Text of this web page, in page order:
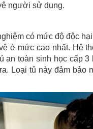
người sử dụng.
có mức độ độc
ở mức cao nhất. Hệ
an toàn sinh học cấp
Loại tủ này đảm bảo